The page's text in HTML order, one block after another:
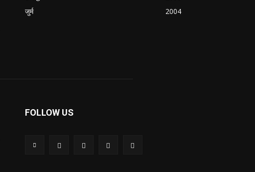
जुर्म
2004
FOLLOW US